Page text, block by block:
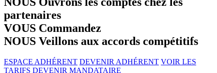
partenaires
VOUS Commandez
NOUS Veillons aux accords compétitifs
ESPACE ADHÉRENT DEVENIR ADHÉRENT VOIR LES
TARIFS DEVENIR MANDATAIRE